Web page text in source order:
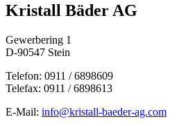
Kristall Bäder AG
Gewerbering 1
D-90547 Stein
Telefon: 0911 / 6898609
Telefax: 0911 / 6898613
E-Mail: info@kristall-baeder-ag.com